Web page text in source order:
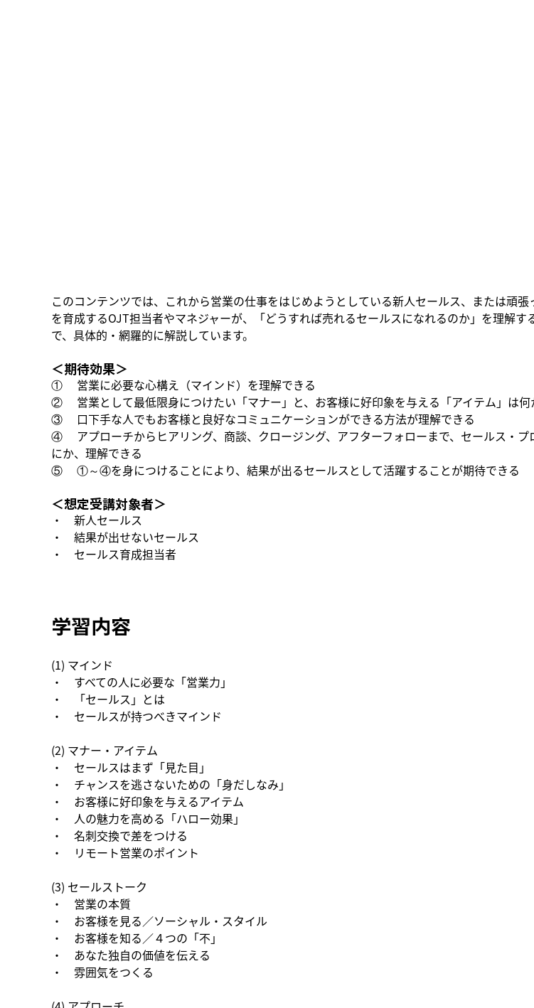
このコンテンツでは、これから営業の仕事をはじめようとしている新人セールス、または頑
を育成するOJT担当者やマネジャーが、「どうすれば売れるセールスになれるのか」を理解
で、具体的・網羅的に解説しています。
＜期待効果＞
①     営業に必要な心構え（マインド）を理解できる
②     営業として最低限身につけたい「マナー」と、お客様に好印象を与える「アイテム」は
③     口下手な人でもお客様と良好なコミュニケーションができる方法が理解できる
④     アプローチからヒアリング、商談、クロージング、アフターフォローまで、セールス
にか、理解できる
⑤     ①～④を身につけることにより、結果が出るセールスとして活躍することが期待できる
＜想定受講対象者＞
・    新人セールス
・    結果が出せないセールス
・    セールス育成担当者
学習内容
(1) マインド
・    すべての人に必要な「営業力」
・    「セールス」とは
・    セールスが持つべきマインド
(2) マナー・アイテム
・    セールスはまず「見た目」
・    チャンスを逃さないための「身だしなみ」
・    お客様に好印象を与えるアイテム
・    人の魅力を高める「ハロー効果」
・    名刺交換で差をつける
・    リモート営業のポイント
(3) セールストーク
・    営業の本質
・    お客様を見る／ソーシャル・スタイル
・    お客様を知る／４つの「不」
・    あなた独自の価値を伝える
・    雰囲気をつくる